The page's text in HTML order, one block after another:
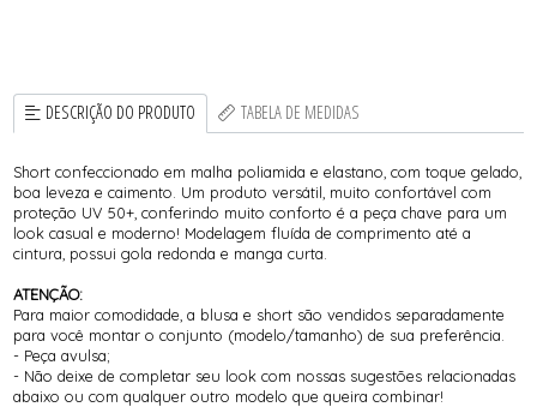
DESCRIÇÃO DO PRODUTO TABELA DE MEDIDAS
Short confeccionado em malha poliamida e elastano, com toque gelado,
boa leveza e caimento. Um produto versátil, muito confortável com
proteção UV 50+, conferindo muito conforto é a peça chave para um
look casual e moderno! Modelagem fluída de comprimento até a
cintura, possui gola redonda e manga curta.
ATENÇÃO:
Para maior comodidade, a blusa e short são vendidos separadamente
para você montar o conjunto (modelo/tamanho) de sua preferência.
- Peça avulsa;
- Não deixe de completar seu look com nossas sugestões relacionadas
abaixo ou com qualquer outro modelo que queira combinar!